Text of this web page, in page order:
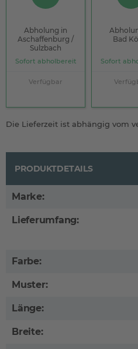
Abholung in
Aschaffenburg /
Sulzbach
Sofort abholbereit
Verfügbar
Bad
Sofort
Die Lieferzeit ist abhängig vom
PRODUKTDETAILS
Marke:
Lieferumfang:
Farbe:
Muster:
Länge:
Breite: